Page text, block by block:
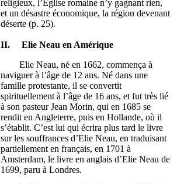
religieux, l’Eglise romaine n’y gagnant rien,
et un désastre économique, la région devenant
déserte (p. 25).
II. Elie Neau en Amérique
Elie Neau, né en 1662, commença à
naviguer à l’âge de 12 ans. Né dans une
famille protestante, il se convertit
spirituellement à l’âge de 16 ans, et fut très lié
à son pasteur Jean Morin, qui en 1685 se
rendit en Angleterre, puis en Hollande, où il
s’établit. C’est lui qui écrira plus tard le livre
sur les souffrances d’Elie Neau, en traduisant
partiellement en français, en 1701 à
Amsterdam, le livre en anglais d’Elie Neau de
1699, paru à Londres.